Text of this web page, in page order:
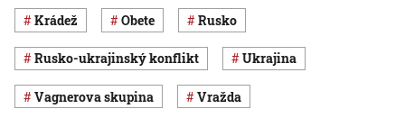
krádež obete Rusko
rusko-ukrajinský konflikt Ukrajina
Vagnerova skupina vražda